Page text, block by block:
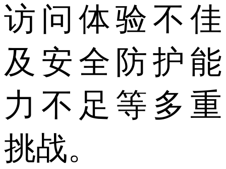
访问体验不佳
及安全防护能
力不足等多重
挑战。